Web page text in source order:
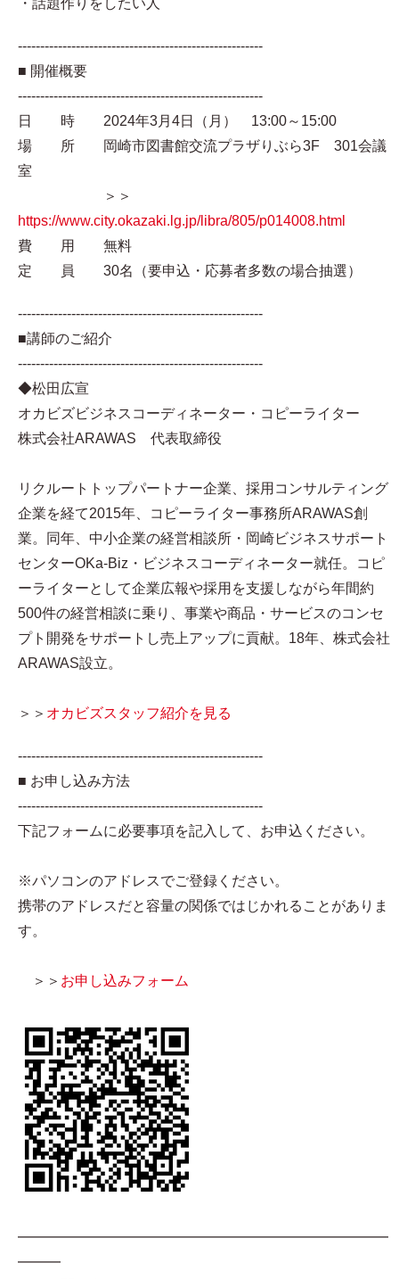
・話題作りをしたい人
-------------------------------------------------------
■ 開催概要
-------------------------------------------------------
日 時 2024年3月4日（月） 13:00～15:00
場 所 岡崎市図書館交流プラザりぶら3F 301会議
室
＞＞
https://www.city.okazaki.lg.jp/libra/805/p014008.html
費 用 無料
定 員 30名（要申込・応募者多数の場合抽選）
-------------------------------------------------------
■講師のご紹介
-------------------------------------------------------
◆松田広宣
オカビズビジネスコーディネーター・コピーライター
株式会社ARAWAS 代表取締役
リクルートトップパートナー企業、採用コンサルティング
企業を経て2015年、コピーライター事務所ARAWAS創
業。同年、中小企業の経営相談所・岡崎ビジネスサポート
センターOKa-Biz・ビジネスコーディネーター就任。コピ
ーライターとして企業広報や採用を支援しながら年間約
500件の経営相談に乗り、事業や商品・サービスのコンセ
プト開発をサポートし売上アップに貢献。18年、株式会社
ARAWAS設立。
＞＞ オカビズスタッフ紹介を見る
-------------------------------------------------------
■ お申し込み方法
-------------------------------------------------------
下記フォームに必要事項を記入して、お申込ください。
※パソコンのアドレスでご登録ください。
携帯のアドレスだと容量の関係ではじかれることがありま
す。
＞＞ お申し込みフォーム
━━━━━━━━━━━━━━━━━━━━━━━━━━
━━━